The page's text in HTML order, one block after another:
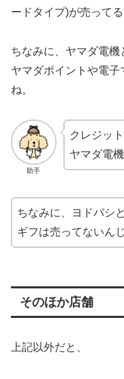
ードタイプ)が売ってる
ちなみに、ヤマダ電
ヤマダポイントや電
ね。
助手
クレジッ
ヤマダ電
ちなみに、ヨドバシ
ギフは売ってないん
そのほか店舗
上記以外だと、